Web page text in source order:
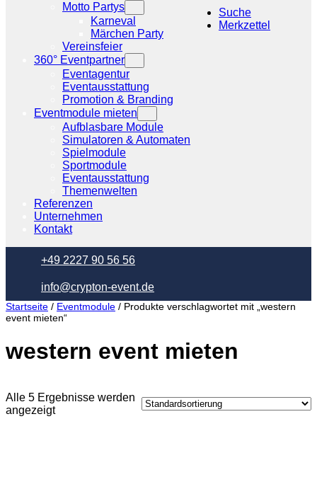
Motto Partys
Karneval
Märchen Party
Vereinsfeier
360° Eventpartner
Eventagentur
Eventausstattung
Promotion & Branding
Eventmodule mieten
Aufblasbare Module
Simulatoren & Automaten
Spielmodule
Sportmodule
Eventausstattung
Themenwelten
Referenzen
Unternehmen
Kontakt
Suche
Merkzettel
+49 2227 90 56 56
info@crypton-event.de
Startseite / Eventmodule / Produkte verschlagwortet mit „western
event mieten“
western event mieten
Alle 5 Ergebnisse werden
angezeigt